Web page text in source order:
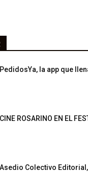
PedidosYa, la app que
CINE ROSARINO EN EL
Asedio Colectivo